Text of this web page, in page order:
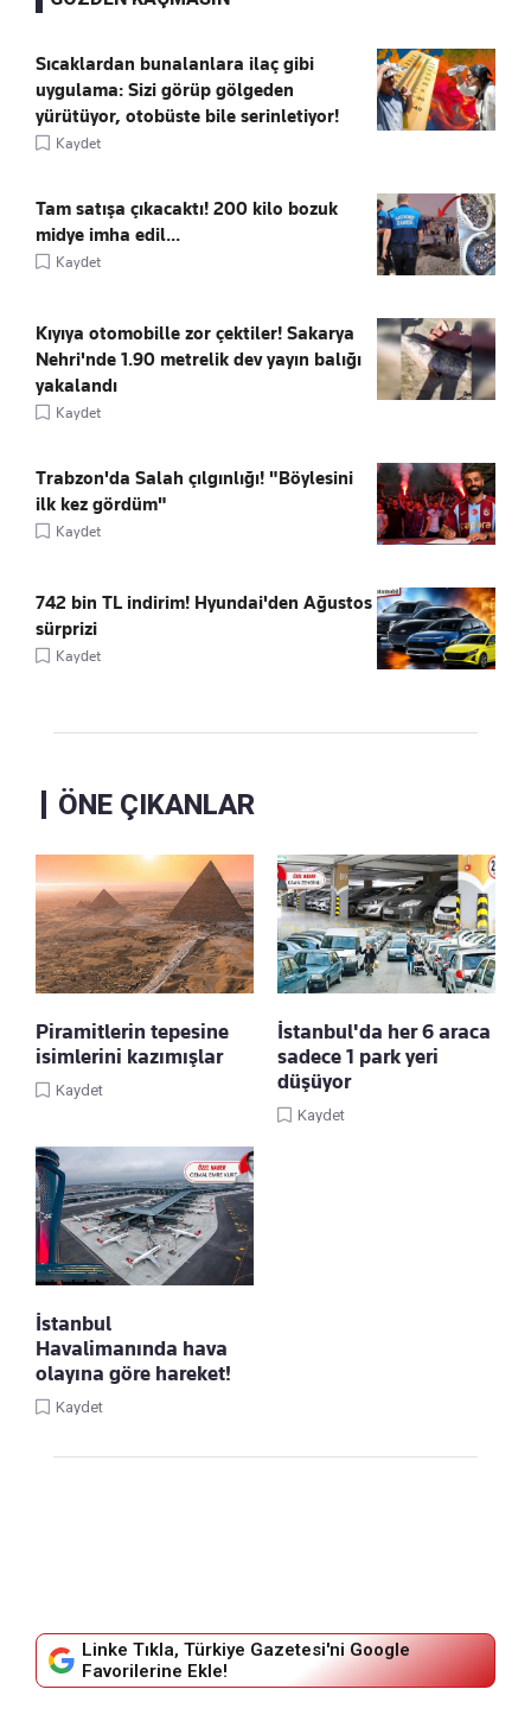
Sıcaklardan bunalanlara ilaç gibi
uygulama: Sizi görüp gölgeden
yürütüyor, otobüste bile serinletiyor!
Kaydet
Tam satışa çıkacaktı! 200 kilo bozuk
midye imha edil...
Kaydet
Kıyıya otomobille zor çektiler! Sakarya
Nehri'nde 1.90 metrelik dev yayın balığı
yakalandı
Kaydet
Trabzon'da Salah çılgınlığı! "Böylesini
ilk kez gördüm"
Kaydet
742 bin TL indirim! Hyundai'den Ağustos
sürprizi
Kaydet
ÖNE ÇIKANLAR
Piramitlerin tepesine
isimlerini kazımışlar
Kaydet
İstanbul'da her 6 araca
sadece 1 park yeri
düşüyor
Kaydet
İstanbul
Havalimanında hava
olayına göre hareket!
Kaydet
Linke Tıkla, Türkiye Gazetesi'ni Google
Favorilerine Ekle!